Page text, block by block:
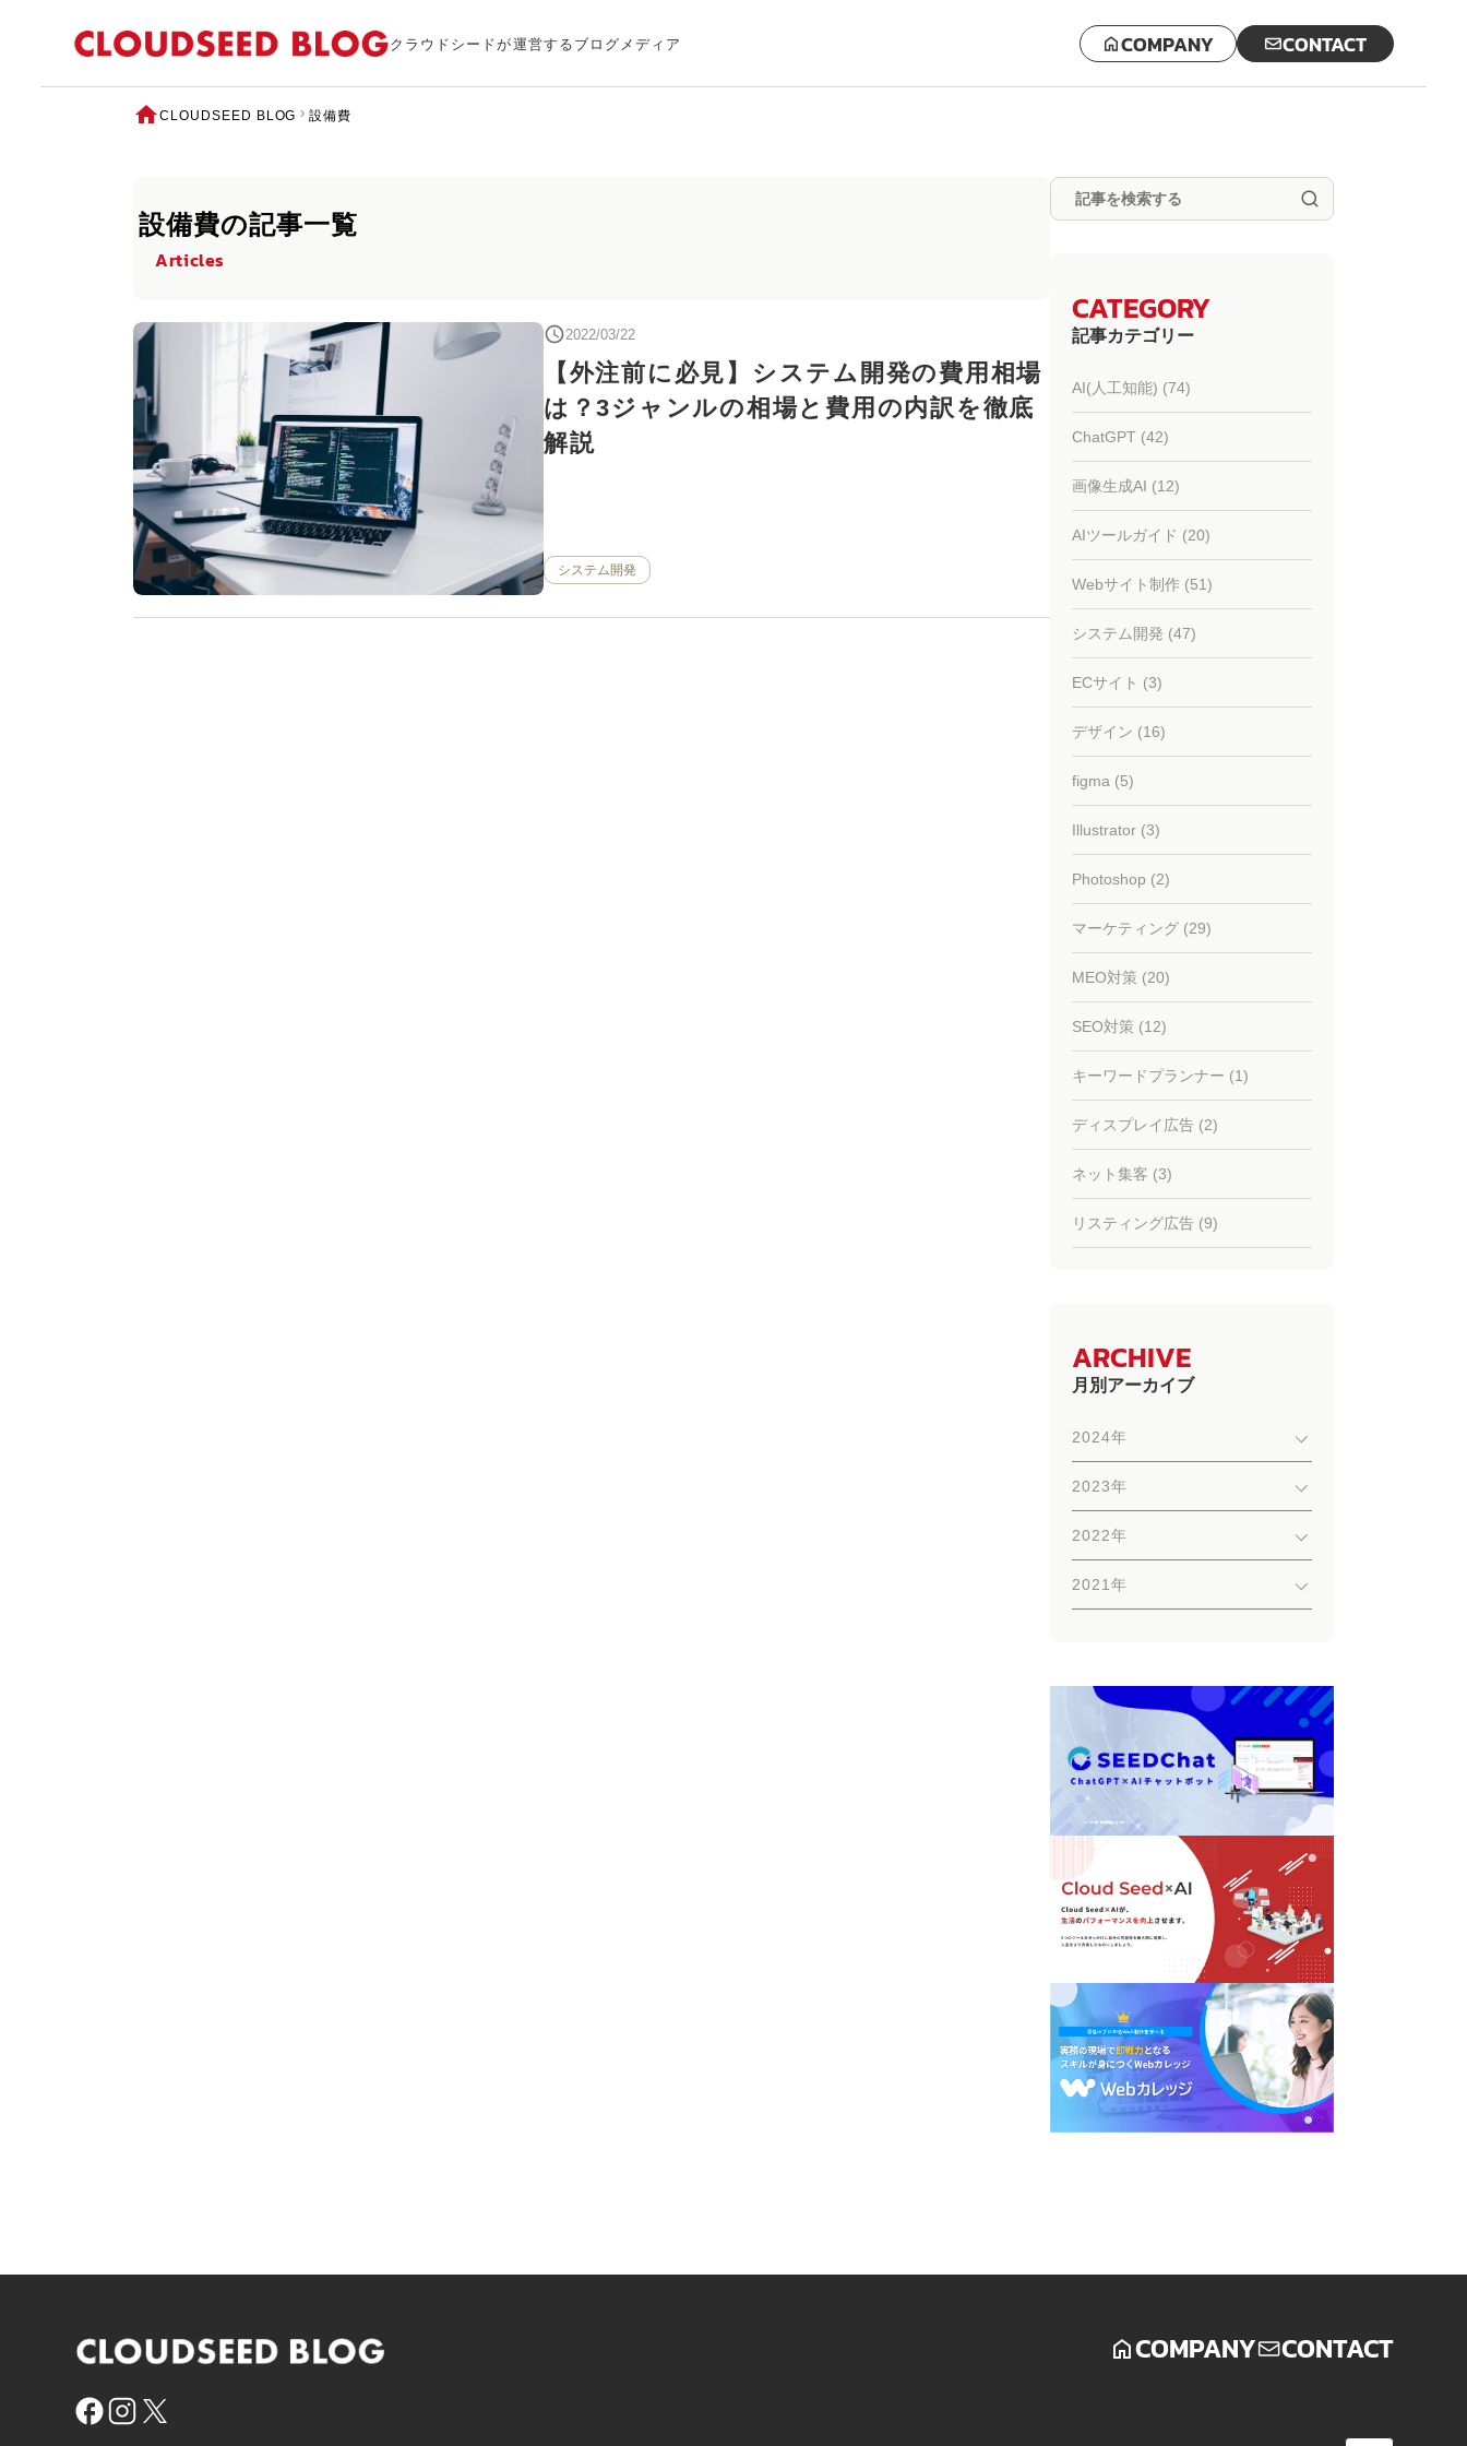
クラウドシードが運営するブログメディア COMPANY CONTACT
CLOUDSEED BLOG 設備費
設備費の記事一覧
Articles
2022/03/22
【外注前に必見】システム開発の費用相場
は？3ジャンルの相場と費用の内訳を徹底
解説
システム開発
CATEGORY
記事カテゴリー
AI(人工知能) (74)
ChatGPT (42)
画像生成AI (12)
AIツールガイド (20)
Webサイト制作 (51)
システム開発 (47)
ECサイト (3)
デザイン (16)
figma (5)
Illustrator (3)
Photoshop (2)
マーケティング (29)
MEO対策 (20)
SEO対策 (12)
キーワードプランナー (1)
ディスプレイ広告 (2)
ネット集客 (3)
リスティング広告 (9)
ARCHIVE
月別アーカイブ
2024年
2023年
2022年
2021年
COMPANY CONTACT